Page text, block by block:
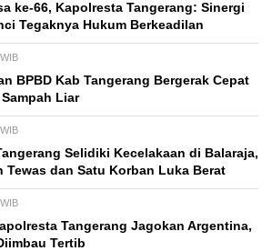
ke-66, Kapolresta Tangerang: Sinergi
Tegaknya Hukum Berkeadilan
BPBD Kab Tangerang Bergerak Cepat
Liar
Selidiki Kecelakaan di Balaraja,
Tewas dan Satu Korban Luka Berat
Tangerang Jagokan Argentina,
Tertib